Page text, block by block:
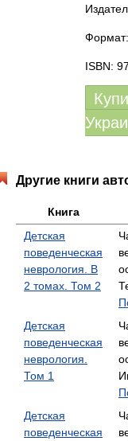
ISBN:
Другие книги
Книга
Детская
поведенческая
неврология. В
2 томах. Том 2
Детская
поведенческая
неврология.
Том 1
Детская
поведенческая